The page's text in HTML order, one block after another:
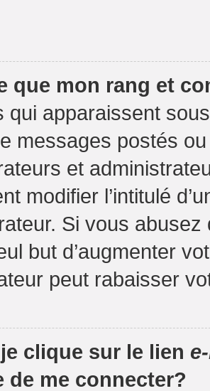
que mon rang et
qui apparaissent
messages postés
et
modifier l’intitulé
Si vous
but d’augmenter
peut rabaisser
clique sur le lien
de me connecter?